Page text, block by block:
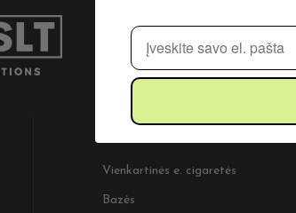
KATEGORIJOS
Vienkartinės e. cigaretės
Bazės
El. Pašto adresas